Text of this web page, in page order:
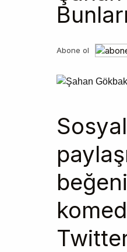
Abone ol